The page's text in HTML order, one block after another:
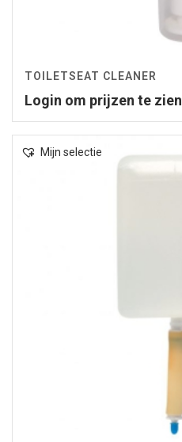
TOILETSEAT CLEANER
Login om prijzen te zien
Mijn selectie